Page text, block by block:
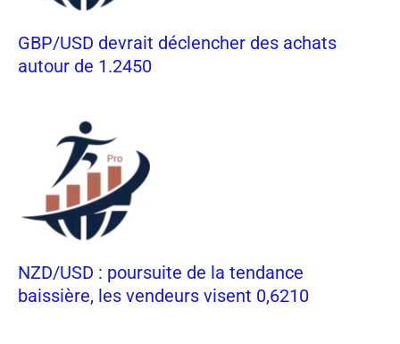
GBP/USD devrait déclencher des achats
autour de 1.2450
NZD/USD : poursuite de la tendance
baissière, les vendeurs visent 0,6210